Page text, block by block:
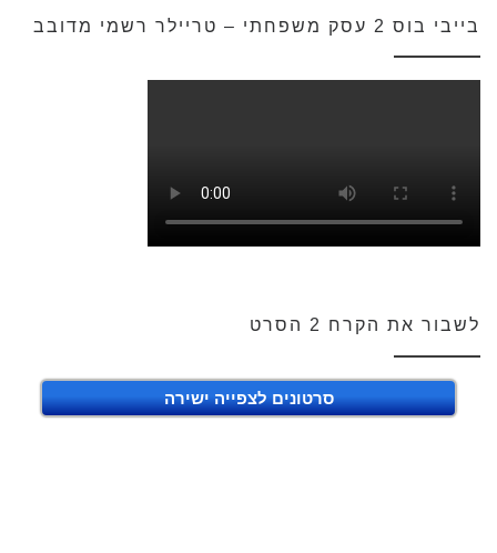
בייבי בוס 2 עסק משפחתי – טריילר רשמי מדובב
לשבור את הקרח 2 הסרט
סרטונים לצפייה ישירה